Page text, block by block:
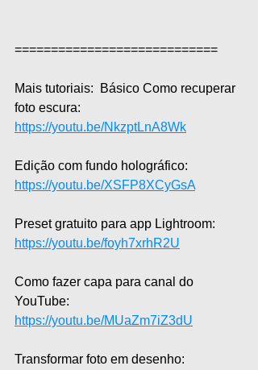
============================
Mais tutoriais:  Básico Como recuperar
foto escura:
https://youtu.be/NkzptLnA8Wk
Edição com fundo holográfico:
https://youtu.be/XSFP8XCyGsA
Preset gratuito para app Lightroom:
https://youtu.be/foyh7xrhR2U
Como fazer capa para canal do
YouTube:
https://youtu.be/MUaZm7iZ3dU
Transformar foto em desenho: